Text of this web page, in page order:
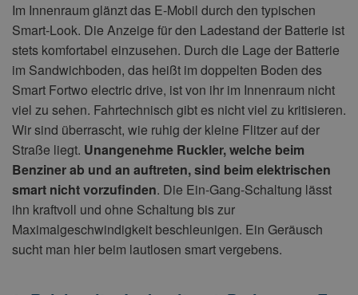
Im Innenraum glänzt das E-Mobil durch den typischen
Smart-Look. Die Anzeige für den Ladestand der Batterie ist
stets komfortabel einzusehen. Durch die Lage der Batterie
im Sandwichboden, das heißt im doppelten Boden des
Smart Fortwo electric drive, ist von ihr im Innenraum nicht
viel zu sehen. Fahrtechnisch gibt es nicht viel zu kritisieren.
Wir sind überrascht, wie ruhig der kleine Flitzer auf der
Straße liegt. Unangenehme Ruckler, welche beim
Benziner ab und an auftreten, sind beim elektrischen
smart nicht vorzufinden. Die Ein-Gang-Schaltung lässt
ihn kraftvoll und ohne Schaltung bis zur
Maximalgeschwindigkeit beschleunigen. Ein Geräusch
sucht man hier beim lautlosen smart vergebens.